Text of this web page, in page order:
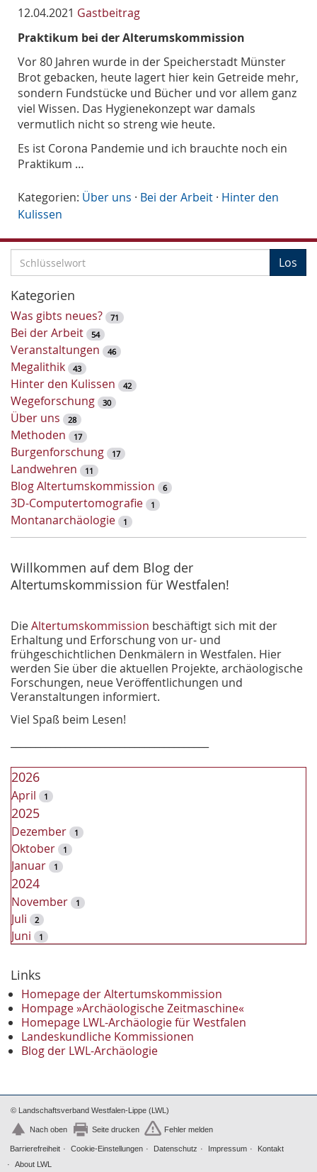
12.04.2021 Gastbeitrag
Praktikum bei der Alterumskommission
Vor 80 Jahren wurde in der Speicherstadt Münster
Brot gebacken, heute lagert hier kein Getreide mehr,
sondern Fundstücke und Bücher und vor allem ganz
viel Wissen. Das Hygienekonzept war damals
vermutlich nicht so streng wie heute.
Es ist Corona Pandemie und ich brauchte noch ein
Praktikum …
Kategorien: Über uns · Bei der Arbeit · Hinter den
Kulissen
c
h
l
ü
s
s
e
l
w
o
r
t
-
S
u
c
e
Los
Kategorien
Was gibts neues? 71
Bei der Arbeit 54
Veranstaltungen 46
Megalithik 43
Hinter den Kulissen 42
Wegeforschung 30
Über uns 28
Methoden 17
Burgenforschung 17
Landwehren 11
Blog Altertumskommission 6
3D-Computertomografie 1
Montanarchäologie 1
Willkommen auf dem Blog der
Altertumskommission für Westfalen!
DieAltertumskommission beschäftigt sich mit der
Erhaltung und Erforschung von ur- und
frühgeschichtlichen Denkmälern in Westfalen. Hier
werden Sie über die aktuellen Projekte, archäologische
Forschungen, neue Veröffentlichungen und
Veranstaltungen informiert.
Viel Spaß beim Lesen!
2026
April 1
2025
Dezember 1
Oktober 1
Januar 1
2024
November 1
Juli 2
Juni 1
Dezember
November 2
Oktober 1
September 2
August 1
Mai 1
Januar 3
2022
Oktober 1
September 1
Juni 1
Links
Homepage der Altertumskommission
Hompage »Archäologische Zeitmaschine«
Homepage LWL-Archäologie für Westfalen
Landeskundliche Kommissionen
Blog der LWL-Archäologie
© Landschaftsverband Westfalen-Lippe (LWL)
Nach oben Seite drucken Fehler melden
Barrierefreiheit Cookie-Einstellungen Datenschutz Impressum
Kontakt
About LWL